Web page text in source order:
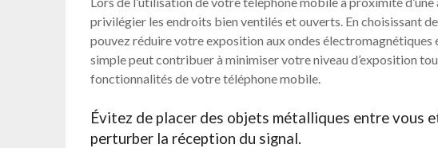
privilégier les endroits bien ventilés et ouverts. En choisissant
pouvez réduire votre exposition aux ondes électromagnétiques
simple peut contribuer à minimiser votre niveau d’exposition
fonctionnalités de votre téléphone mobile.
Évitez de placer des objets métalliques entre vous
perturber la réception du signal.